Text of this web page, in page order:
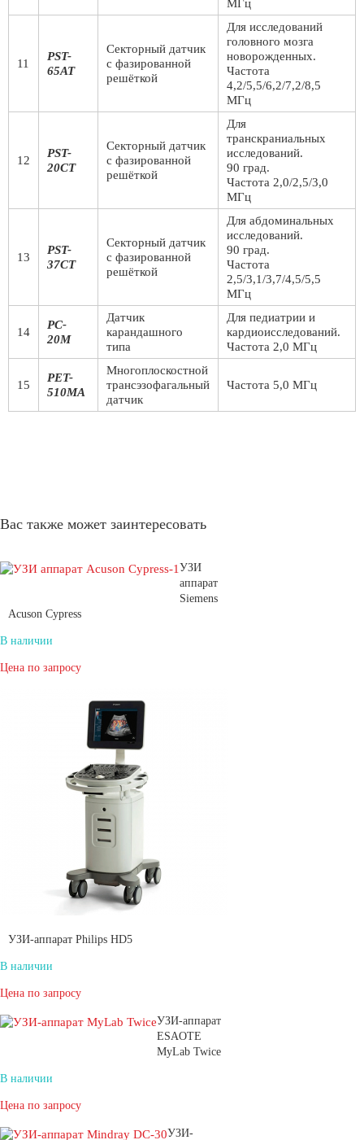
МГц
11
PST-
65AT
Секторный датчик
с фазированной
решёткой
Для исследований
головного мозга
новорожденных.
Частота
4,2/5,5/6,2/7,2/8,5
МГц
12
PST-
20CT
Секторный датчик
с фазированной
решёткой
Для
транскраниальных
исследований.
90 град.
Частота 2,0/2,5/3,0
МГц
13
PST-
37CT
Секторный датчик
с фазированной
решёткой
Для абдоминальных
исследований.
90 град.
Частота
2,5/3,1/3,7/4,5/5,5
МГц
14
PC-
20M
Датчик
карандашного
типа
Для педиатрии и
кардиоисследований.
Частота 2,0 МГц
15
PET-
510MA
Многоплоскостной
трансэзофагальный
датчик
Частота 5,0 МГц
Вас также может заинтересовать
УЗИ
аппарат
Siemens
Acuson Cypress
В наличии
Цена по запросу
УЗИ-аппарат Philips HD5
В наличии
Цена по запросу
УЗИ-аппарат
ESAOTE
MyLab Twice
В наличии
Цена по запросу
УЗИ-